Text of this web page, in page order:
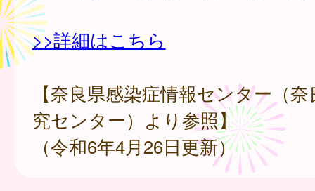
>>詳細はこちら
【奈良県感染症情報センター（
究センター）より参照】
（令和6年4月26日更新）